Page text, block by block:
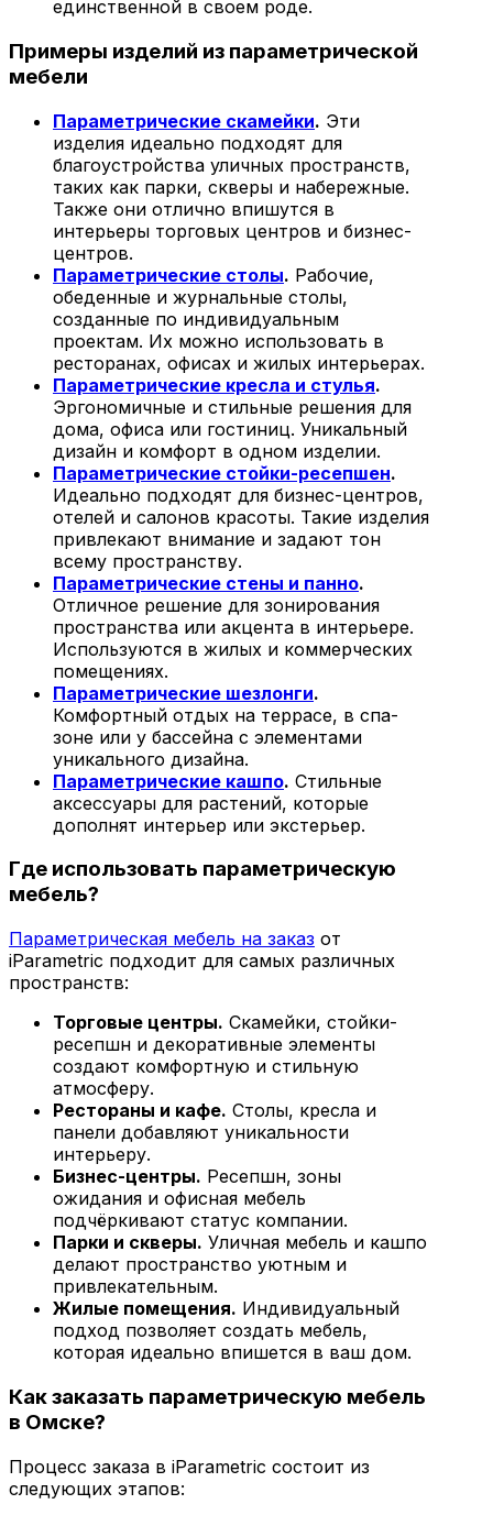
единственной в своем роде.
Примеры изделий из параметрической
мебели
Параметрические скамейки. Эти
изделия идеально подходят для
благоустройства уличных пространств,
таких как парки, скверы и набережные.
Также они отлично впишутся в
интерьеры торговых центров и бизнес-
центров.
Параметрические столы. Рабочие,
обеденные и журнальные столы,
созданные по индивидуальным
проектам. Их можно использовать в
ресторанах, офисах и жилых интерьерах.
Параметрические кресла и стулья.
Эргономичные и стильные решения для
дома, офиса или гостиниц. Уникальный
дизайн и комфорт в одном изделии.
Параметрические стойки-ресепшен.
Идеально подходят для бизнес-центров,
отелей и салонов красоты. Такие изделия
привлекают внимание и задают тон
всему пространству.
Параметрические стены и панно.
Отличное решение для зонирования
пространства или акцента в интерьере.
Используются в жилых и коммерческих
помещениях.
Параметрические шезлонги.
Комфортный отдых на террасе, в спа-
зоне или у бассейна с элементами
уникального дизайна.
Параметрические кашпо. Стильные
аксессуары для растений, которые
дополнят интерьер или экстерьер.
Где использовать параметрическую
мебель?
Параметрическая мебель на заказ от
iParametric подходит для самых различных
пространств:
Торговые центры. Скамейки, стойки-
ресепшн и декоративные элементы
создают комфортную и стильную
атмосферу.
Рестораны и кафе. Столы, кресла и
панели добавляют уникальности
интерьеру.
Бизнес-центры. Ресепшн, зоны
ожидания и офисная мебель
подчёркивают статус компании.
Парки и скверы. Уличная мебель и кашпо
делают пространство уютным и
привлекательным.
Жилые помещения. Индивидуальный
подход позволяет создать мебель,
которая идеально впишется в ваш дом.
Как заказать параметрическую мебель
в Омске?
Процесс заказа в iParametric состоит из
следующих этапов: